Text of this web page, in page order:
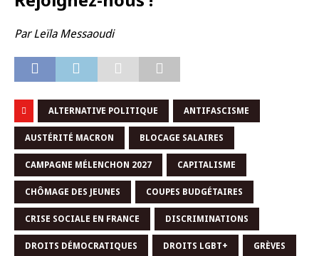
Par Leïla Messaoudi
ALTERNATIVE POLITIQUE ANTIFASCISME
AUSTÉRITÉ MACRON BLOCAGE SALAIRES
CAMPAGNE MÉLENCHON 2027 CAPITALISME
CHÔMAGE DES JEUNES COUPES BUDGÉTAIRES
CRISE SOCIALE EN FRANCE DISCRIMINATIONS
DROITS DÉMOCRATIQUES DROITS LGBT+ GRÈVES